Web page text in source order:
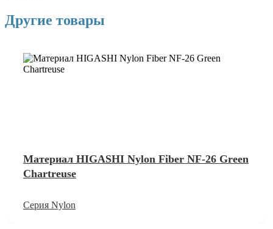
Другие товары
Материал HIGASHI Nylon Fiber NF-26 Green
Chartreuse
Серия Nylon